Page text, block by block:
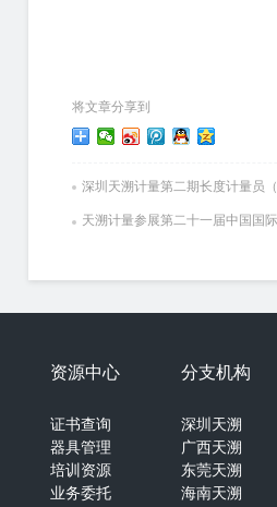
将文章分享到
深圳天溯计量第二期长度计量员
天溯计量参展第二十一届中国国
资源中心
证书查询
器具管理
培训资源
业务委托
分支机构
深圳天溯
广西天溯
东莞天溯
海南天溯